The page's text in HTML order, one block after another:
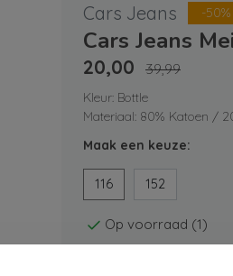
Cars Jeans -50%
Cars Jeans
20,00 39,99
Kleur: Bottle
Materiaal: 80% Katoen /
Maak een keuze:
116 152
Op voorraad (1)